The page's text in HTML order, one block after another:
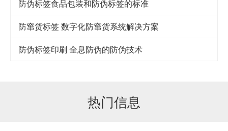
防伪标签食品包装和防伪标签的标准
防窜货标签 数字化防窜货系统解决方案
防伪标签印刷 全息防伪的防伪技术
热门信息